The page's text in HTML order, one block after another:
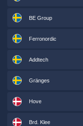
BE Group
Ferronordic
Addtech
Gränges
Hove
Brd. Klee